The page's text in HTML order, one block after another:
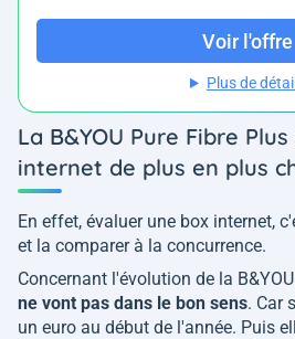
Voir l'offre
Plus de
La B&YOU Pure Fibre
internet de plus en plus
En effet, évaluer une box internet,
et la comparer à la concurrence.
Concernant l'évolution de la
ne vont pas dans le bon sens. Car
un euro au début de l'année. Puis